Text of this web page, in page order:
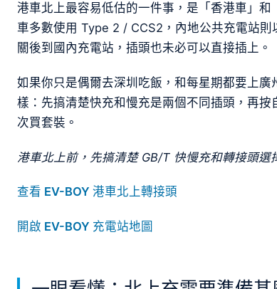
港車北上最容易低估的一件事，是「香港車」
車多數使用 Type 2 / CCS2，內地公共充電站
關後到國內充電站，插頭也未必可以直接插上。
如果你只是偶爾去深圳吃飯，和每星期都要上
樣：先搞清楚快充和慢充是兩個不同插頭，再
次買套裝。
港車北上前，先搞清楚 GB/T 快慢充和轉接頭選
查看 EV-BOY 港車北上轉接頭
開啟 EV-BOY 充電站地圖